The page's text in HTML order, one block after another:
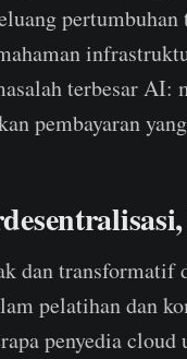
terbesar AI:
pembayaran
dan
pelatihan dan
penyedia